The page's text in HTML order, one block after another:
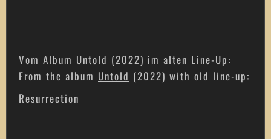
Vom Album Untold (2022) im alten Line-Up:
From the album Untold (2022) with old line-up:
Resurrection